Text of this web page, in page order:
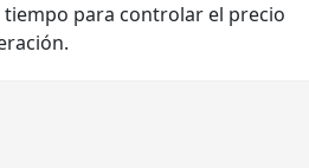
para controlar el precio